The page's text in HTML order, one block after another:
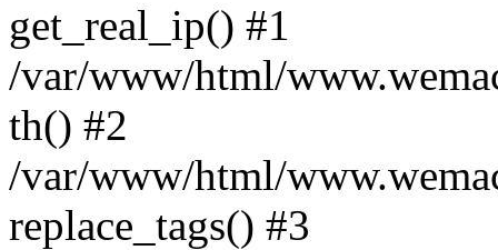
get_real_ip() #1
/var/www/html/
th() #2
/var/www/html/
replace_tags() #3